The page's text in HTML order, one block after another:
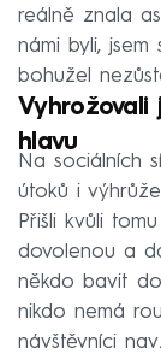
reálně znala
námi byli, jsem
bohužel
Vyhrožovali
hlavu
Na sociálních
útoků i
Přišli kvůli
dovolenou a
někdo bavit
nikdo nemá
návštěvníci